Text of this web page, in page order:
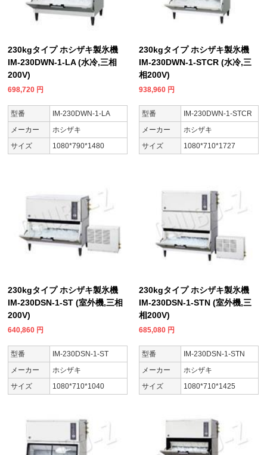
230kgタイプ ホシザキ製氷機
IM-230DWN-1-LA (水冷,三相
200V)
698,720 円
型番
IM-230DWN-1-LA
メーカー
ホシザキ
サイズ
1080*790*1480
230kgタイプ ホシザキ製氷機
IM-230DWN-1-STCR (水冷,三
相200V)
938,960 円
型番
IM-230DWN-1-STCR
メーカー
ホシザキ
サイズ
1080*710*1727
230kgタイプ ホシザキ製氷機
IM-230DSN-1-ST (室外機,三相
200V)
640,860 円
型番
IM-230DSN-1-ST
メーカー
ホシザキ
サイズ
1080*710*1040
230kgタイプ ホシザキ製氷機
IM-230DSN-1-STN (室外機,三
相200V)
685,080 円
型番
IM-230DSN-1-STN
メーカー
ホシザキ
サイズ
1080*710*1425